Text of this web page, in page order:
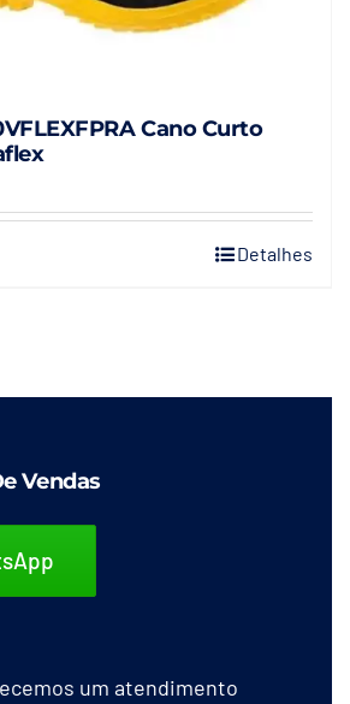
Cano Curto
Detalhes
Vendas
um atendimento